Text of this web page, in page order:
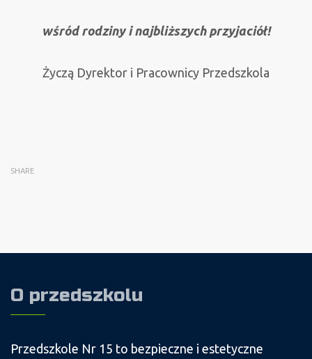
wśród rodziny i najbliższych przyjaciół!
Życzą Dyrektor i Pracownicy Przedszkola
SHARE
O przedszkolu
Przedszkole Nr 15 to bezpieczne i estetyczne